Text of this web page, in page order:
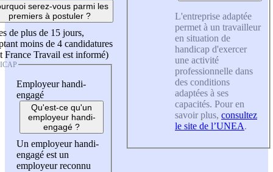
serez-vous parmi les
premiers à postuler ?
de plus de 15 jours,
moins de 4 candidatures
France Travail est informé)
Employeur handi-
engagé
Qu'est-ce qu'un
employeur handi-
engagé ?
Un employeur handi-
engagé est un
employeur reconnu
L'entreprise adaptée
permet à un travailleur
en situation de
handicap d'exercer
une activité
professionnelle dans
des conditions
adaptées à ses
capacités. Pour en
savoir plus, consultez
le site de l’UNEA.